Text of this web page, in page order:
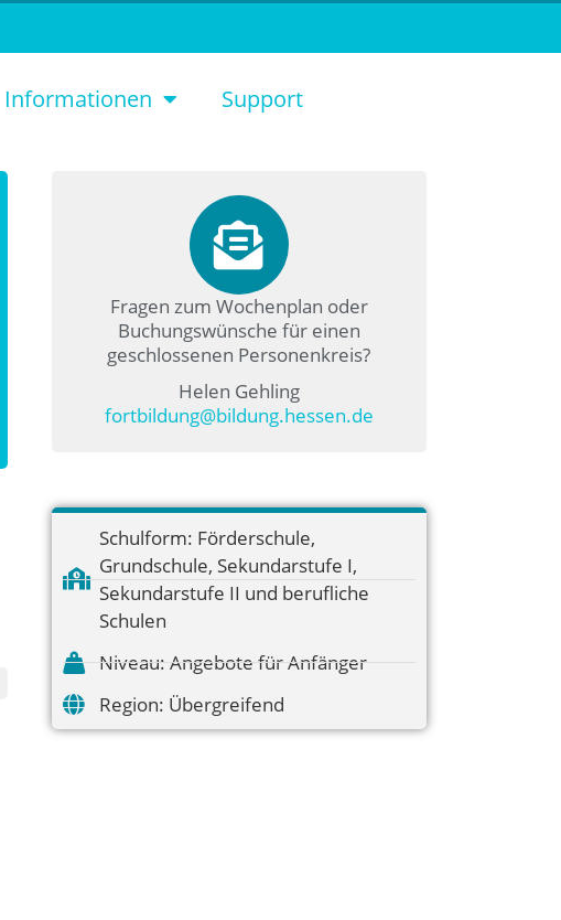
Informationen Support
Fragen zum Wochenplan oder
Buchungswünsche für einen
geschlossenen Personenkreis?
Helen Gehling
fortbildung@bildung.hessen.de
Schulform: Förderschule,
Grundschule, Sekundarstufe I,
Sekundarstufe II und berufliche
Schulen
Niveau: Angebote für Anfänger
Region: Übergreifend